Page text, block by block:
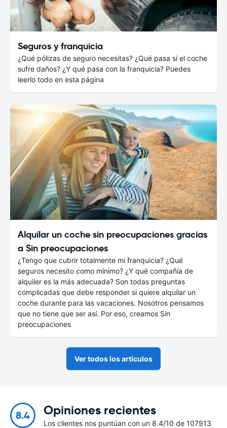
Seguros y franquicia
¿Qué pólizas de seguro necesitas? ¿Qué pasa si el coche
sufre daños? ¿Y qué pasa con la franquicia? Puedes
leerlo todo en esta página
Alquilar un coche sin preocupaciones gracias
a Sin preocupaciones
¿Tengo que cubrir totalmente mi franquicia? ¿Qué
seguros necesito como mínimo? ¿Y qué compañía de
alquiler es la más adecuada? Son todas preguntas
complicadas que debe responder si quiere alquilar un
coche durante para las vacaciones. Nosotros pensamos
que no tiene que ser así. Por eso, creamos Sin
preocupaciones
Ver todos los artículos
8.4 Opiniones recientes
Los clientes nos puntúan con un 8.4/10 de 107913